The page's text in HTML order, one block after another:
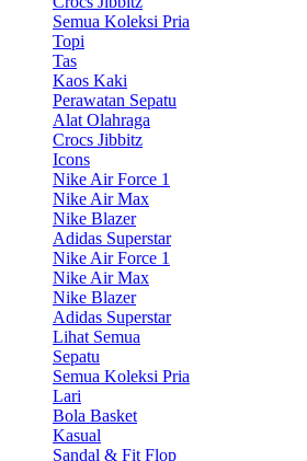
Semua Koleksi Pria
Topi
Tas
Kaos Kaki
Perawatan Sepatu
Alat Olahraga
Crocs Jibbitz
Icons
Nike Air Force 1
Nike Air Max
Nike Blazer
Adidas Superstar
Nike Air Force 1
Nike Air Max
Nike Blazer
Adidas Superstar
Lihat Semua
Sepatu
Semua Koleksi Pria
Lari
Bola Basket
Kasual
Sandal & Fit Flop